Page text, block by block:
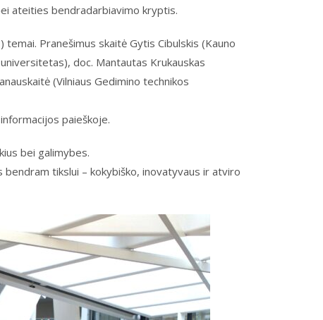
ateities bendradarbiavimo kryptis.
Pranešimus skaitė Gytis Cibulskis (Kauno
doc. Mantautas Krukauskas
(Vilniaus Gedimino technikos
paieškoje.
bei galimybes.
tikslui – kokybiško, inovatyvaus ir atviro